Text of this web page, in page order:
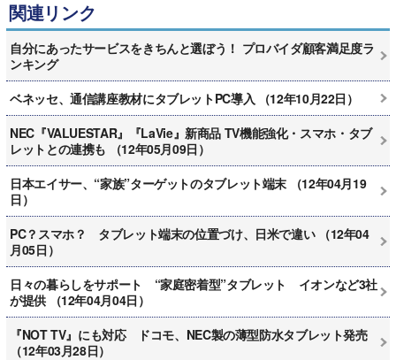
関連リンク
自分にあったサービスをきちんと選ぼう！ プロバイダ顧客満足度ラ
ンキング
ベネッセ、通信講座教材にタブレットPC導入 （12年10月22日）
NEC『VALUESTAR』『LaVie』新商品 TV機能強化・スマホ・タブ
レットとの連携も （12年05月09日）
日本エイサー、“家族”ターゲットのタブレット端末 （12年04月19
日）
PC？スマホ？ タブレット端末の位置づけ、日米で違い （12年04
月05日）
日々の暮らしをサポート “家庭密着型”タブレット イオンなど3社
が提供 （12年04月04日）
『NOT TV』にも対応 ドコモ、NEC製の薄型防水タブレット発売
（12年03月28日）